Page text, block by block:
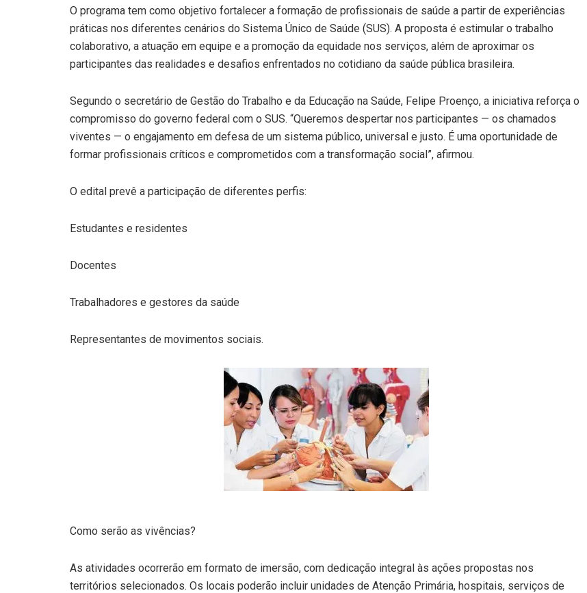
O programa tem como objetivo fortalecer a formação de profissionais de saúde a partir de experiências
práticas nos diferentes cenários do Sistema Único de Saúde (SUS). A proposta é estimular o trabalho
colaborativo, a atuação em equipe e a promoção da equidade nos serviços, além de aproximar os
participantes das realidades e desafios enfrentados no cotidiano da saúde pública brasileira.
Segundo o secretário de Gestão do Trabalho e da Educação na Saúde, Felipe Proenço, a iniciativa reforça o
compromisso do governo federal com o SUS. “Queremos despertar nos participantes — os chamados
viventes — o engajamento em defesa de um sistema público, universal e justo. É uma oportunidade de
formar profissionais críticos e comprometidos com a transformação social”, afirmou.
O edital prevê a participação de diferentes perfis:
Estudantes e residentes
Docentes
Trabalhadores e gestores da saúde
Representantes de movimentos sociais.
Como serão as vivências?
As atividades ocorrerão em formato de imersão, com dedicação integral às ações propostas nos
territórios selecionados. Os locais poderão incluir unidades de Atenção Primária, hospitais, serviços de